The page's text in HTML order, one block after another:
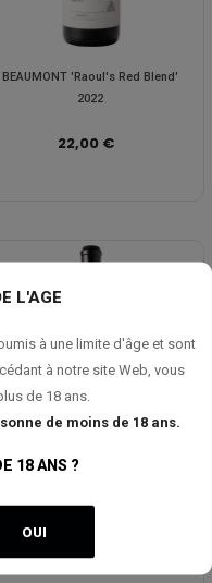
L'AGE
à une limite d'âge et sont
à notre site Web, vous
de 18 ans.
de moins de 18 ans.
18 ANS ?
OUI
BEAUMONT 'Raoul's Red Blend'
2022
22,00 €
36,00 €